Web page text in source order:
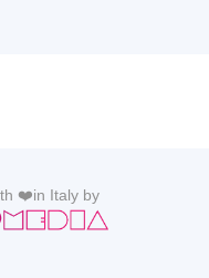
❤️in Italy by